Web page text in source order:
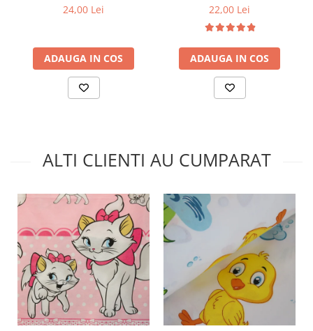
24,00 Lei
ADAUGA IN COS
22,00 Lei
ADAUGA IN COS
ALTI CLIENTI AU CUMPARAT